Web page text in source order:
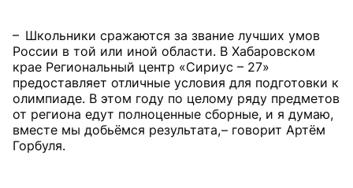
– Школьники сражаются за звание лучших умов
России в той или иной области. В Хабаровском
крае Региональный центр «Сириус – 27»
предоставляет отличные условия для подготовки к
олимпиаде. В этом году по целому ряду предметов
от региона едут полноценные сборные, и я думаю,
вместе мы добьёмся результата, – говорит Артём
Горбуля.